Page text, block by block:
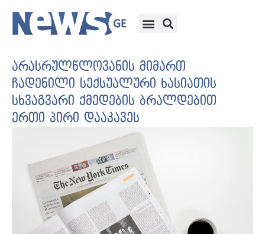
არასრულწლოვანის მიმართ
ჩადენილი სექსუალური ხასიათის
სხვაგვარი ქმედების ბრალდებით
ერთი პირი დააკავეს